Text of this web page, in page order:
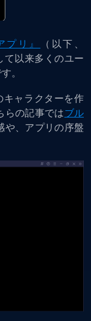
プリ』
（以下、
て以来多くのユー
。
キャラクターを作
らの記事ではブル
や、アプリの序盤